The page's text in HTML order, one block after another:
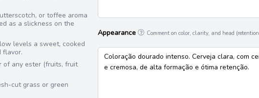
or toffee aroma
as a slickness on the
levels a sweet, cooked
flavor.
any ester (fruits, fruit
cut grass or green
Appearance Comment on color, clarity, and head
Coloração dourado intenso. Cerveja clara, com
e cremosa, de alta formação e ótima retenção.